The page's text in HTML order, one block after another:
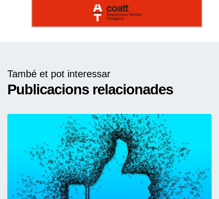
També et pot interessar
Publicacions relacionades